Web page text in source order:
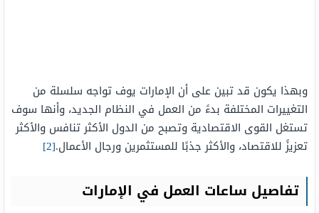
وبهذا يكون قد تبين على أن الإمارات يوف تواجه سلسلة من
التغييرات المختلفة بدءً من العمل في النظام الجديد، وأنها سوف
تستغل القوى الاقتصادية وتصبح من الدول الأكثر تنافس والأكثر
تعزيزً للاقتصاد، والأكثر جذبًا للمستثمرين ورجال الأعمال.[2]
تفاصيل ساعات العمل في الإمارات